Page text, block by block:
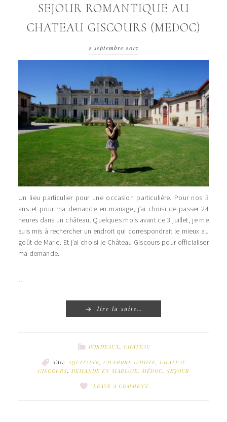
SEJOUR ROMANTIQUE AU
CHATEAU GISCOURS (MEDOC)
2 septembre 2017
Un lieu particulier pour une occasion particulière. Pour nos 3
ans et pour ma demande en mariage, j’ai choisi de passer 24
heures dans un château. Quelques mois avant ce 3 juillet, je me
suis mis à rechercher un endroit qui correspondrait le mieux au
goût de Marie. Et j’ai choisi le Château Giscours pour officialiser
ma demande.
…
lire la suite…
BORDEAUX, CHÂTEAU
TAG:AQUITAINE, CHAMBRE D'HOTE, CHATEAU
GISCOURS, DEMANDE EN MARIAGE, MÉDOC, SEJOUR
LEAVE A COMMENT